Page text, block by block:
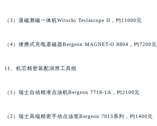
（3）退磁测磁一体机Witschi Teslascope II，约11000元
（4）便携式充电退磁器Bergeon MAGNET-O 8804，约7200元
11、机芯精密装配润滑工具组
（1）瑞士自动精准点油机Bergeon 7718-1A，约2100元
（2）瑞士高端精密手动点油笔Bergeon 7013系列，约1400元